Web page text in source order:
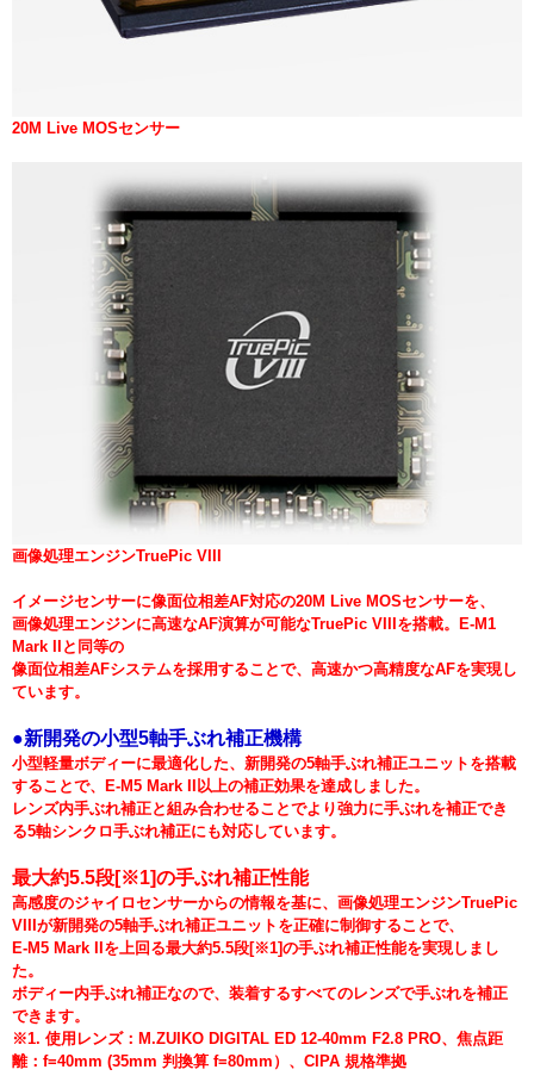
20M Live MOSセンサー
画像処理エンジンTruePic VIII
イメージセンサーに像面位相差AF対応の20M Live MOSセンサーを、
画像処理エンジンに高速なAF演算が可能なTruePic VIIIを搭載。E-M1
Mark IIと同等の
像面位相差AFシステムを採用することで、高速かつ高精度なAFを実現し
ています。
●新開発の小型5軸手ぶれ補正機構
小型軽量ボディーに最適化した、新開発の5軸手ぶれ補正ユニットを搭載
することで、E-M5 Mark II以上の補正効果を達成しました。
レンズ内手ぶれ補正と組み合わせることでより強力に手ぶれを補正でき
る5軸シンクロ手ぶれ補正にも対応しています。
最大約5.5段[※1]の手ぶれ補正性能
高感度のジャイロセンサーからの情報を基に、画像処理エンジンTruePic
VIIIが新開発の5軸手ぶれ補正ユニットを正確に制御することで、
E-M5 Mark IIを上回る最大約5.5段[※1]の手ぶれ補正性能を実現しまし
た。
ボディー内手ぶれ補正なので、装着するすべてのレンズで手ぶれを補正
できます。
※1. 使用レンズ：M.ZUIKO DIGITAL ED 12-40mm F2.8 PRO、焦点距
離：f=40mm (35mm 判換算 f=80mm）、CIPA 規格準拠